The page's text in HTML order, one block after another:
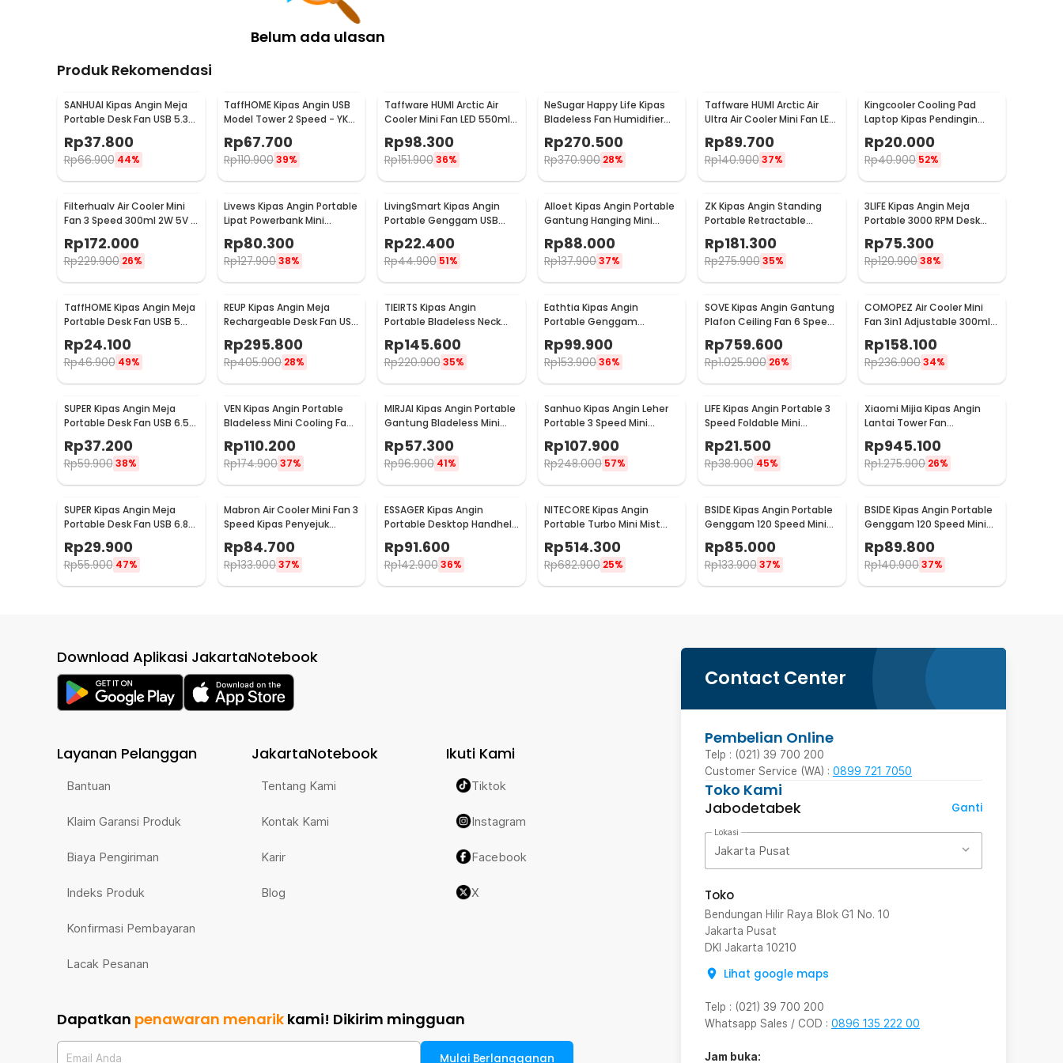
Belum ada ulasan
Produk Rekomendasi
SANHUAI Kipas Angin Meja
Portable Desk Fan USB 5.3
Inch 2.5W - A18
Rp37.800
Rp66.900 44%
TaffHOME Kipas Angin USB
Model Tower 2 Speed - YK-
Rp67.700
Rp110.90039%
Taffware HUMI Arctic Air
Cooler Mini Fan LED 550ml
8W 5V - AA-MC4
Rp98.300
Rp151.900 36%
NeSugar Happy Life Kipas
Bladeless Fan Humidifier
Rp270.500
Rp370.900 28%
Taffware HUMI Arctic Air
Ultra Air Cooler Mini Fan LED
400ml 8W 5V - K-F009
Rp89.700
Rp140.900 37%
Kingcooler Cooling Pad
Laptop Kipas Pendingin
Rp20.000
Rp40.900 52%
Filterhualv Air Cooler Mini
Fan 3 Speed 300ml 2W 5V -
Rp172.000
Rp229.900 26%
Livews Kipas Angin Portable
Lipat Powerbank Mini
Cooling Fan 3000mAh - F3
Rp80.300
Rp127.90038%
LivingSmart Kipas Angin
Portable Genggam USB
SS-2
Rp22.400
Rp44.900 51%
Alloet Kipas Angin Portable
Gantung Hanging Mini
Cooling Fan 1800mAh -
DQ203
Rp88.000
Rp137.90037%
ZK Kipas Angin Standing
Portable Retractable
Folding Fan 7200mAh - ZK-
20321
Rp181.300
Rp275.900 35%
3LIFE Kipas Angin Meja
Portable 3000 RPM Desk
Fan USB 4.8 Inch 5W - 312
Rp75.300
Rp120.90038%
TaffHOME Kipas Angin Meja
Portable Desk Fan USB 5
Rp24.100
Rp46.900 49%
REUP Kipas Angin Meja
Rechargeable Desk Fan USB
7 Inch 10000mAh - DQ212
Rp295.800
Rp405.900 28%
TIEIRTS Kipas Angin
Portable Bladeless Neck
Mini Cooling Fan 5000mAh
- H12
Rp145.600
Rp220.900 35%
Eathtia Kipas Angin
Portable Genggam
2200mAh - WX-622
Rp99.900
Rp153.90036%
SOVE Kipas Angin Gantung
Plafon Ceiling Fan 6 Speed
Reversible 52 Inch - FS2007
Rp759.600
Rp1.025.900 26%
COMOPEZ Air Cooler Mini
Fan 3in1 Adjustable 300ml
18W 9V - YY-01
Rp158.100
Rp236.90034%
SUPER Kipas Angin Meja
Portable Desk Fan USB 6.5
Inch 4.5W - A8
Rp37.200
Rp59.900 38%
VEN Kipas Angin Portable
Bladeless Mini Cooling Fan
Rp110.200
Rp174.90037%
MIRJAI Kipas Angin Portable
Gantung Bladeless Mini
Cooling Fan 1200mAh - 6171
Rp57.300
Rp96.900 41%
Sanhuo Kipas Angin Leher
Portable 3 Speed Mini
Rp107.900
Rp248.000 57%
LIFE Kipas Angin Portable 3
Speed Foldable Mini
Rp21.500
Rp38.900 45%
Xiaomi Mijia Kipas Angin
Lantai Tower Fan
BPTS02DM
Rp945.100
Rp1.275.900 26%
SUPER Kipas Angin Meja
Portable Desk Fan USB 6.8
Rp29.900
Rp55.900 47%
Mabron Air Cooler Mini Fan 3
Speed Kipas Penyejuk
Ruangan 600ml 10W 5V -
MB-60
Rp84.700
Rp133.90037%
ESSAGER Kipas Angin
Portable Desktop Handheld
Mini Cooling Fan 1200mAh -
F-055
Rp91.600
Rp142.900 36%
NITECORE Kipas Angin
Portable Turbo Mini Mist
Cooling Fan 3500 mAh -
izzCool 30
Rp514.300
Rp682.900 25%
BSIDE Kipas Angin Portable
Genggam 120 Speed Mini
Cooling Fan 2000mAh - M6
Rp85.000
Rp133.900 37%
BSIDE Kipas Angin Portable
Genggam 120 Speed Mini
Cooling Fan 2000mAh - M8
Rp89.800
Rp140.90037%
Contact Center
Pembelian Online
Telp : (021) 39 700 200
Customer Service (WA) : 0899 721 7050
Toko Kami
Jabodetabek
Ganti
Lokasi
Jakarta Pusat
Toko
Bendungan Hilir Raya Blok G1 No. 10
Jakarta Pusat
DKI Jakarta 10210
Lihat google maps
Telp : (021) 39 700 200
Whatsapp Sales / COD : 0896 135 222 00
Jam buka:
Download Aplikasi JakartaNotebook
Layanan Pelanggan
Bantuan
Klaim Garansi Produk
Biaya Pengiriman
Indeks Produk
Konfirmasi Pembayaran
Lacak Pesanan
JakartaNotebook
Tentang Kami
Kontak Kami
Karir
Blog
Ikuti Kami
Tiktok
Instagram
Facebook
X
Dapatkan penawaran menarik kami! Dikirim mingguan
Email Anda Mulai Berlangganan